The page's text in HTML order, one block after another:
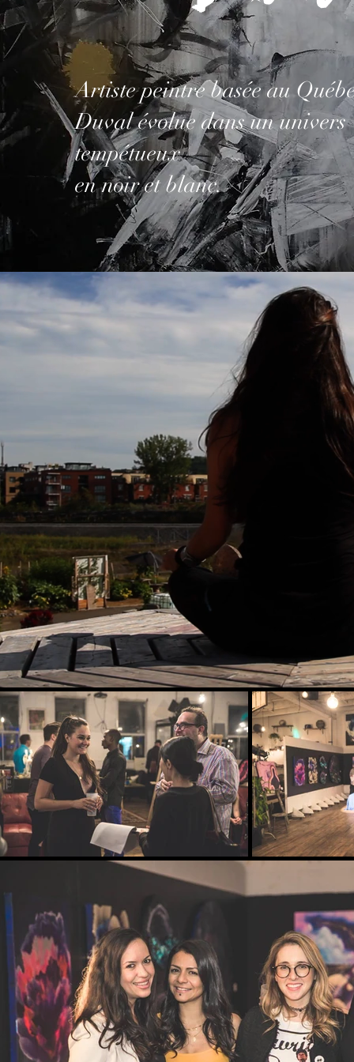
Artiste peintre basée au
Duval évolue dans un univers
tempétueux
en noir et blanc.